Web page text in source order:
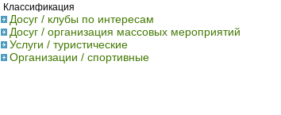
Классификация
Досуг / клубы по интересам
Досуг / организация массовых мероприятий
Услуги / туристические
Организации / спортивные